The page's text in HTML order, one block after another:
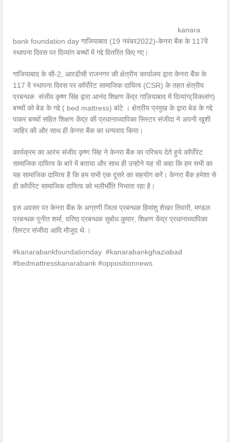
kanara
bank foundation day गाजियाबाद (19 नवंबर2022)-केनरा बैंक के 117वें
स्थापना दिवस पर दिव्यांग बच्चों में गद्दे वितरित किए गए।
गाजियाबाद के सी-2, आरडीसी राजनगर की क्षेत्रीय कार्यालय द्वारा केनरा बैंक के
117 वें स्थापना दिवस पर कॉर्पोरेट सामाजिक दायित्व (CSR) के तहत क्षेत्रीय
प्रबन्धक संजीव कृष्ण सिंह द्वारा आनंद शिक्षण केंद्र गाज़ियाबाद में दिव्यांग(विकलांग)
बच्चों को बेड के गद्दे ( bed mattress) बांटे । क्षेत्रीय प्रमुख के द्वारा बेड के गद्दे
पाकर बच्चों सहित शिक्षण केंद्र की प्रधानाध्यापिका सिस्टर संजीदा ने अपनी खुशी
जाहिर की और साथ ही केनरा बैंक का धन्यवाद किया।
कार्यक्रम का आरंभ संजीव कृष्ण सिंह ने केनरा बैंक का परिचय देते हुये कॉर्पोरेट
सामाजिक दायित्व के बारे में बताया और साथ ही उन्होने यह भी कहा कि हम सभी का
यह सामाजिक दायित्व है कि हम सभी एक दूसरे का सहयोग करें। केनरा बैंक हमेशा से
ही कॉर्पोरेट सामाजिक दायित्व को भलीभाँति निभाता रहा है।
इस अवसर पर केनरा बैंक के अग्रणी जिला प्रबन्धक हिमांशु शेखर तिवारी, मण्डल
प्रबन्धक पुनीत शर्मा, वरिष्ठ प्रबन्धक सुबोध कुमार, शिक्षण केंद्र प्रधानाध्यापिका
सिस्टर संजीदा आदि मौजूद थे ।
#kanarabankfoundationday #kanarabankghaziabad
#bedmattresskanarabank #oppositionnews